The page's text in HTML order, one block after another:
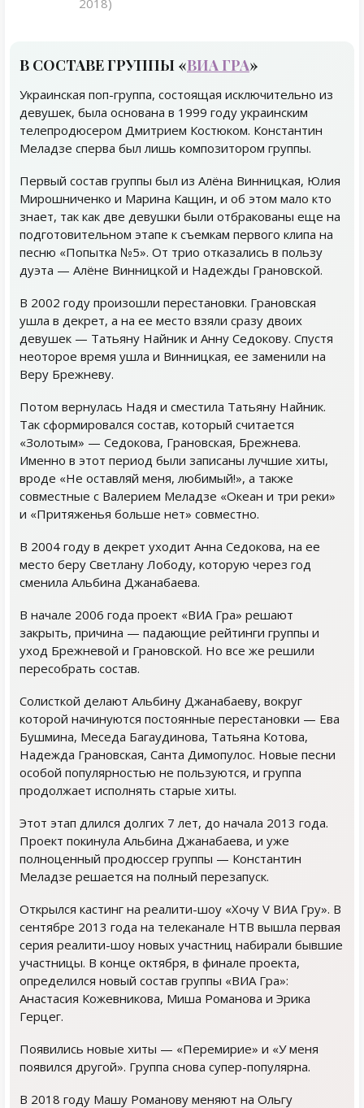
2018)
В СОСТАВЕ ГРУППЫ «ВИА ГРА»
Украинская поп-группа, состоящая исключительно из
девушек, была основана в 1999 году украинским
телепродюсером Дмитрием Костюком. Константин
Меладзе сперва был лишь композитором группы.
Первый состав группы был из Алёна Винницкая, Юлия
Мирошниченко и Марина Кащин, и об этом мало кто
знает, так как две девушки были отбракованы еще на
подготовительном этапе к съемкам первого клипа на
песню «Попытка №5». От трио отказались в пользу
дуэта — Алёне Винницкой и Надежды Грановской.
В 2002 году произошли перестановки. Грановская
ушла в декрет, а на ее место взяли сразу двоих
девушек — Татьяну Найник и Анну Седокову. Спустя
неоторое время ушла и Винницкая, ее заменили на
Веру Брежневу.
Потом вернулась Надя и сместила Татьяну Найник.
Так сформировался состав, который считается
«Золотым» — Седокова, Грановская, Брежнева.
Именно в этот период были записаны лучшие хиты,
вроде «Не оставляй меня, любимый!», а также
совместные с Валерием Меладзе «Океан и три реки»
и «Притяженья больше нет» совместно.
В 2004 году в декрет уходит Анна Седокова, на ее
место беру Светлану Лободу, которую через год
сменила Альбина Джанабаева.
В начале 2006 года проект «ВИА Гра» решают
закрыть, причина — падающие рейтинги группы и
уход Брежневой и Грановской. Но все же решили
пересобрать состав.
Солисткой делают Альбину Джанабаеву, вокруг
которой начинуются постоянные перестановки — Ева
Бушмина, Меседа Багаудинова, Татьяна Котова,
Надежда Грановская, Санта Димопулос. Новые песни
особой популярностью не пользуются, и группа
продолжает исполнять старые хиты.
Этот этап длился долгих 7 лет, до начала 2013 года.
Проект покинула Альбина Джанабаева, и уже
полноценный продюссер группы — Константин
Меладзе решается на полный перезапуск.
Открылся кастинг на реалити-шоу «Хочу V ВИА Гру». В
сентябре 2013 года на телеканале НТВ вышла первая
серия реалити-шоу новых участниц набирали бывшие
участницы. В конце октября, в финале проекта,
определился новый состав группы «ВИА Гра»:
Анастасия Кожевникова, Миша Романова и Эрика
Герцег.
Появились новые хиты — «Перемирие» и «У меня
появился другой». Группа снова супер-популярна.
В 2018 году Машу Романову меняют на Ольгу